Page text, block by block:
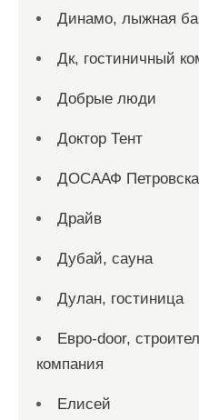
Динамо, лыжная
Дк, гостиничный
Добрые люди
Доктор Тент
ДОСААФ
Драйв
Дубай, сауна
Дулан, гостиница
Евро-door,
компания
Елисей